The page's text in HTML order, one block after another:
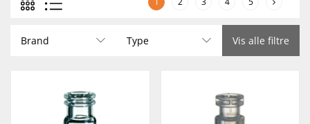
Brand Type Vis alle filtre